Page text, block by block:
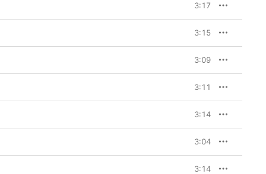
3:17
3:15
3:09
3:11
3:14
3:04
3:14